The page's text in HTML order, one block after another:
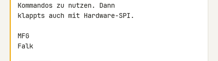
Kommandos zu nutzen. Dann
klappts auch mit Hardware-SPI.
MFG
Falk